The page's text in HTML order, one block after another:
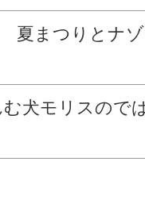
夏まつりとナゾ
犬モリスので